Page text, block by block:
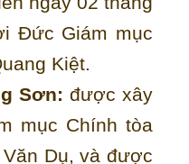
Đức Giám mục
Kiệt.
Sơn: được xây
mục Chính tòa
Dụ, và được